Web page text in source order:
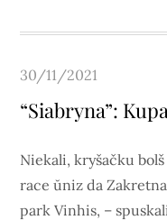
Posted
on
30/11/2021
“Siabryna”:
Niekali, kryšačku
race ŭniz da
park Vinhis, –